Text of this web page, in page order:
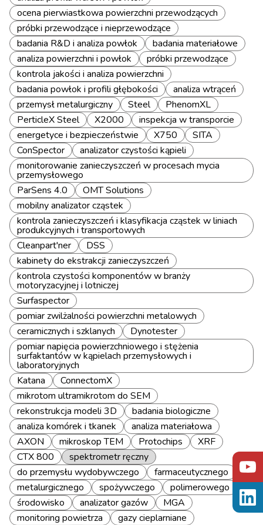
ocena pierwiastkowa powierzchni przewodzących
próbki przewodzące i nieprzewodzące
badania R&D i analiza powłok
badania materiałowe
analiza powierzchni i powłok
próbki przewodzące
kontrola jakości i analiza powierzchni
badania powłok i profili głębokości
analiza wtrąceń
przemysł metalurgiczny
Steel
PhenomXL
PerticleX Steel
X2000
inspekcja w transporcie
energetyce i bezpieczeństwie
X750
SITA
ConSpector
analizator czystości kąpieli
monitorowanie zanieczyszczeń w procesach mycia
przemysłowego
ParSens 4.0
OMT Solutions
mobilny analizator cząstek
kontrola zanieczyszczeń i klasyfikacja cząstek w liniach
produkcyjnych i transportowych
Cleanpart'ner
DSS
kabinety do ekstrakcji zanieczyszczeń
kontrola czystości komponentów w branży
motoryzacyjnej i lotniczej
Surfaspector
pomiar zwilżalności powierzchni metalowych
ceramicznych i szklanych
Dynotester
pomiar napięcia powierzchniowego i stężenia
surfaktantów w kąpielach przemysłowych i
laboratoryjnych
Katana
ConnectomX
mikrotom ultramikrotom do SEM
rekonstrukcja modeli 3D
badania biologiczne
analiza komórek i tkanek
analiza materiałowa
AXON
mikroskop TEM Protochips
XRF
CTX 800
spektrometr ręczny
do przemysłu wydobywczego
farmaceutycznego
metalurgicznego
spożywczego
polimerowego
środowisko
analizator gazów
MGA
monitoring powietrza
gazy cieplarniane